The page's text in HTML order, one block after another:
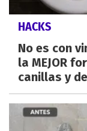
HACKS
No es con
la MEJOR
canillas y